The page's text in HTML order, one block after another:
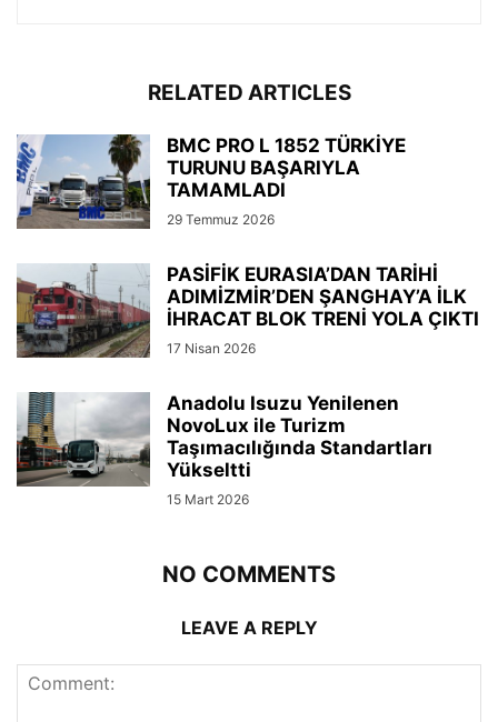
RELATED ARTICLES
BMC PRO L 1852 TÜRKİYE
TURUNU BAŞARIYLA
TAMAMLADI
29 Temmuz 2026
PASİFİK EURASIA’DAN TARİHİ
ADIMİZMİR’DEN ŞANGHAY’A İLK
İHRACAT BLOK TRENİ YOLA ÇIKTI
17 Nisan 2026
Anadolu Isuzu Yenilenen
NovoLux ile Turizm
Taşımacılığında Standartları
Yükseltti
15 Mart 2026
NO COMMENTS
LEAVE A REPLY